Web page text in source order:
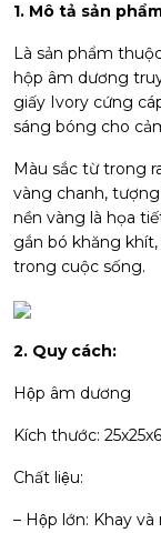
1. Mô tả sản
Là sản phẩm
hộp âm dương
giấy Ivory cứng
sáng bóng cho
Màu sắc từ trong
vàng chanh,
nền vàng là họa
gắn bó khăng
trong cuộc sống.
2. Quy cách:
Hộp âm dương
Kích thước:
Chất liệu:
– Hộp lớn: Khay